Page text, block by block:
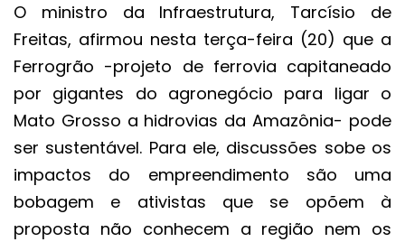
O ministro da Infraestrutura, Tarcísio de
Freitas, afirmou nesta terça-feira (20) que a
Ferrogrão -projeto de ferrovia capitaneado
por gigantes do agronegócio para ligar o
Mato Grosso a hidrovias da Amazônia- pode
ser sustentável. Para ele, discussões sobe os
impactos do empreendimento são uma
bobagem e ativistas que se opõem à
proposta não conhecem a região nem os